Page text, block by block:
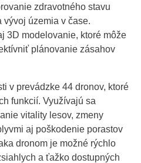
zdravotného stavu
vývoj územia v čase.
3D modelovanie, ktoré môže
plánovanie zásahov
v prevádzke 44 dronov, ktoré
funkcií. Využívajú sa
vitality lesov, zmeny
aj poškodenie porastov
dronom je možné rýchlo
a ťažko dostupných